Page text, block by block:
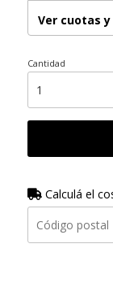
Ver cuotas
Cantidad
Calculá el